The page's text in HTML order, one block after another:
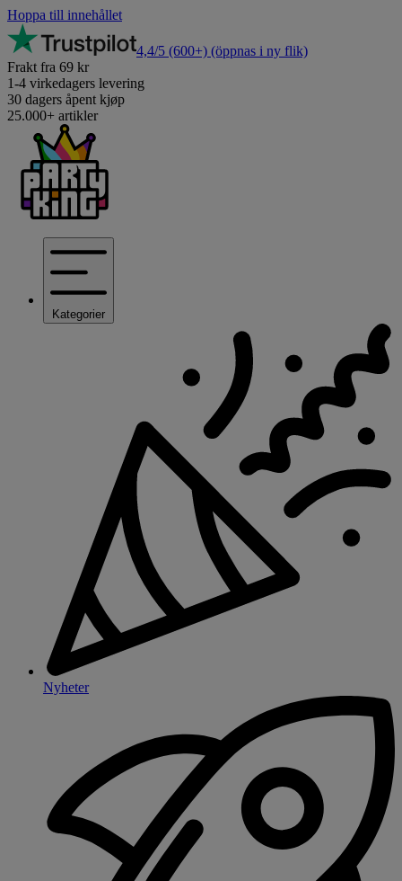
Hoppa till innehållet
4,4/5 (600+) (öppnas i ny flik)
Frakt fra 69 kr
1-4 virkedagers levering
30 dagers åpent kjøp
25.000+ artikler
Kategorier
Nyheter